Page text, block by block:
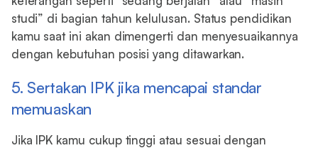
studi” di bagian tahun kelulusan. Status pendidikan
kamu saat ini akan dimengerti dan menyesuaikannya
dengan kebutuhan posisi yang ditawarkan.
5. Sertakan IPK jika mencapai standar
memuaskan
Jika IPK kamu cukup tinggi atau sesuai dengan